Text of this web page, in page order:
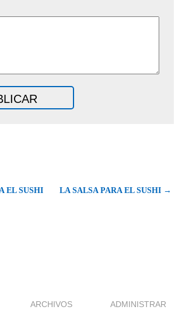
EL SUSHI LA SALSA PARA EL SUSHI →
ARCHIVOS ADMINISTRAR